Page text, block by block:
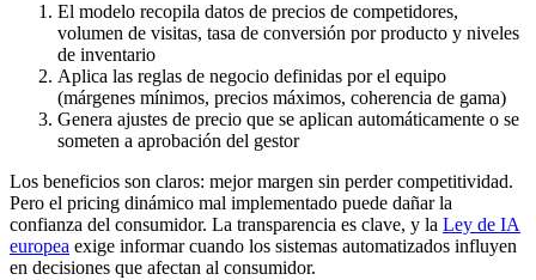
El modelo recopila datos de precios de competidores,
volumen de visitas, tasa de conversión por producto y niveles
de inventario
Aplica las reglas de negocio definidas por el equipo
(márgenes mínimos, precios máximos, coherencia de gama)
Genera ajustes de precio que se aplican automáticamente o se
someten a aprobación del gestor
Los beneficios son claros: mejor margen sin perder competitividad.
Pero el pricing dinámico mal implementado puede dañar la
confianza del consumidor. La transparencia es clave, y la Ley de IA
europea exige informar cuando los sistemas automatizados influyen
en decisiones que afectan al consumidor.